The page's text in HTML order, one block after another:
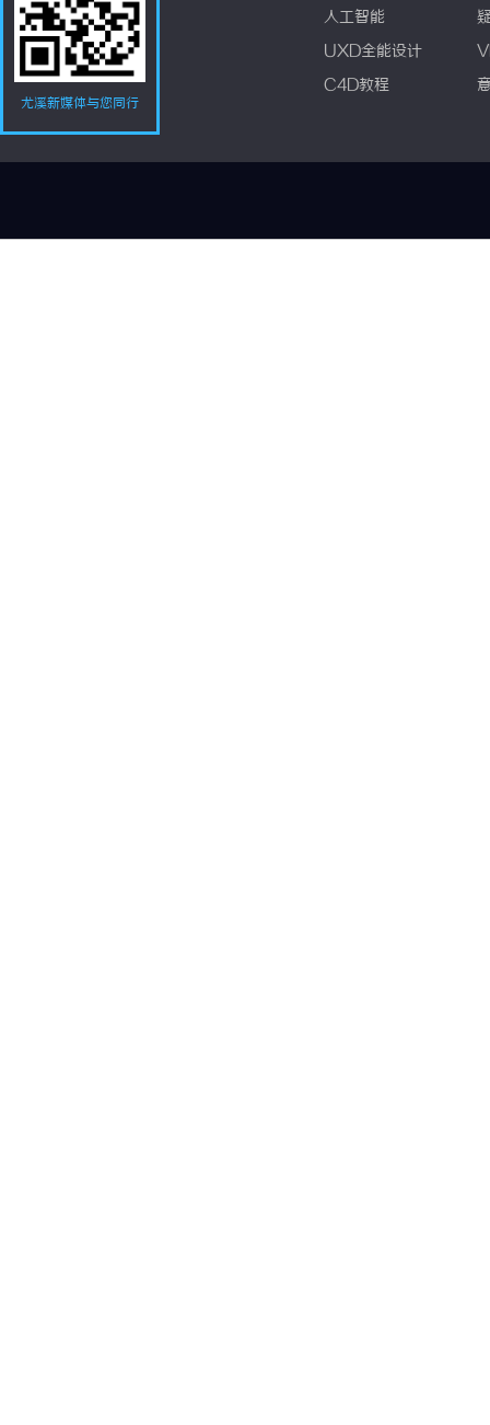
尤溪新媒体与您同行
人工智能
UXD全能设计
C4D教程